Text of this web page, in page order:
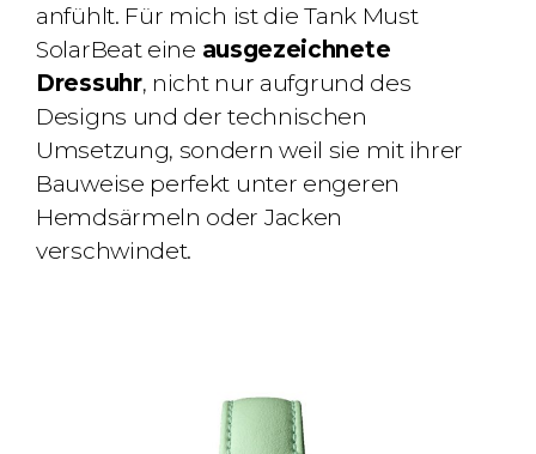
anfühlt. Für mich ist die Tank Must
SolarBeat eine ausgezeichnete
Dressuhr, nicht nur aufgrund des
Designs und der technischen
Umsetzung, sondern weil sie mit ihrer
Bauweise perfekt unter engeren
Hemdsärmeln oder Jacken
verschwindet.